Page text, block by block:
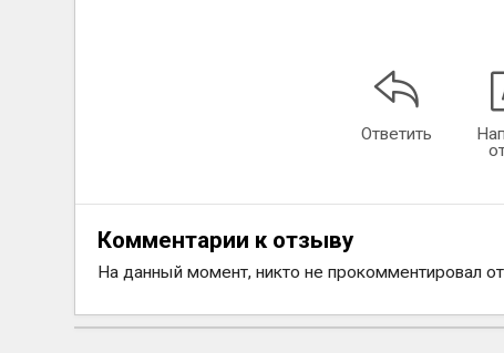
Ответить
Комментарии к отзыву
На данный момент, никто не прокомментировал